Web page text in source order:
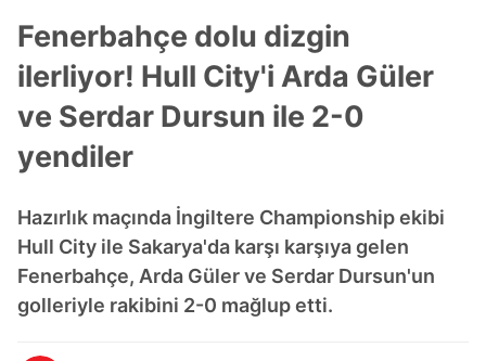
Fenerbahçe dolu dizgin
ilerliyor! Hull City'i Arda Güler
ve Serdar Dursun ile 2-0
yendiler
Hazırlık maçında İngiltere Championship ekibi
Hull City ile Sakarya'da karşı karşıya gelen
Fenerbahçe, Arda Güler ve Serdar Dursun'un
golleriyle rakibini 2-0 mağlup etti.